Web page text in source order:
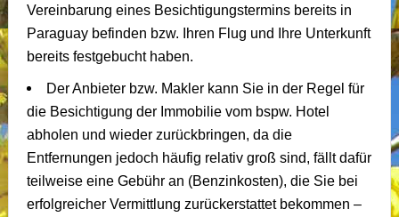
Vereinbarung eines Besichtigungstermins bereits in
Paraguay befinden bzw. Ihren Flug und Ihre Unterkunft
bereits festgebucht haben.
Der Anbieter bzw. Makler kann Sie in der Regel für
die Besichtigung der Immobilie vom bspw. Hotel
abholen und wieder zurückbringen, da die
Entfernungen jedoch häufig relativ groß sind, fällt dafür
teilweise eine Gebühr an (Benzinkosten), die Sie bei
erfolgreicher Vermittlung zurückerstattet bekommen –